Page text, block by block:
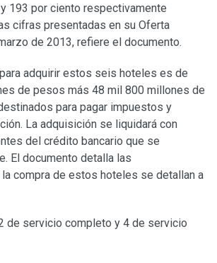
193 por ciento respectivamente
cifras presentadas en su Oferta
de 2013, refiere el documento.
adquirir estos seis hoteles es de
de pesos más 48 mil 800 millones de
para pagar impuestos y
La adquisición se liquidará con
del crédito bancario que se
El documento detalla las
compra de estos hoteles se detallan a
de servicio completo y 4 de servicio